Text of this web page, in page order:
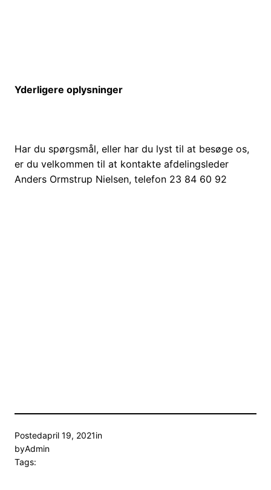
Yderligere oplysninger
Har du spørgsmål, eller har du lyst til at besøge os,
er du velkommen til at kontakte afdelingsleder
Anders Ormstrup Nielsen, telefon 23 84 60 92
Postedapril 19, 2021in
byAdmin
Tags: